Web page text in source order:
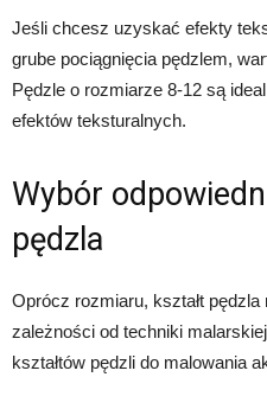
Jeśli chcesz uzyskać efekty
grube pociągnięcia pędzlem,
Pędzle o rozmiarze 8-12 są
efektów teksturalnych.
Wybór
pędzla
Oprócz rozmiaru, kształt
zależności od techniki
kształtów pędzli do malowania